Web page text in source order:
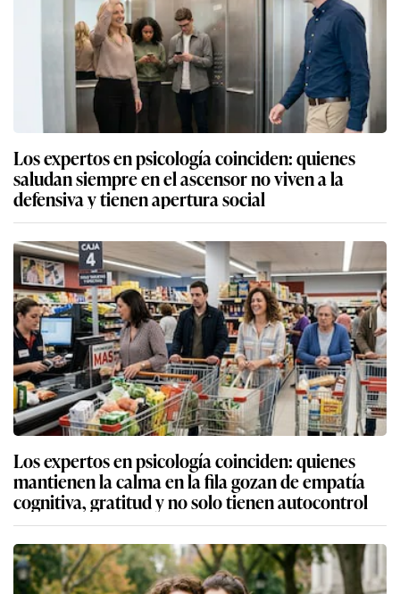
Los expertos en psicología coinciden: quienes
saludan siempre en el ascensor no viven a la
defensiva y tienen apertura social
Los expertos en psicología coinciden: quienes
mantienen la calma en la fila gozan de empatía
cognitiva, gratitud y no solo tienen autocontrol